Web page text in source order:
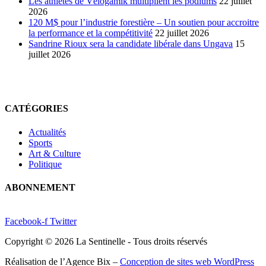
2026
120 M$ pour l’industrie forestière – Un soutien pour accroitre
la performance et la compétitivité 22 juillet 2026
Sandrine Rioux sera la candidate libérale dans Ungava 15
juillet 2026
CATÉGORIES
Actualités
Sports
Art & Culture
Politique
ABONNEMENT
Facebook-f Twitter
Copyright © 2026 La Sentinelle - Tous droits réservés
Réalisation de l’Agence Bix – Conception de sites web WordPress